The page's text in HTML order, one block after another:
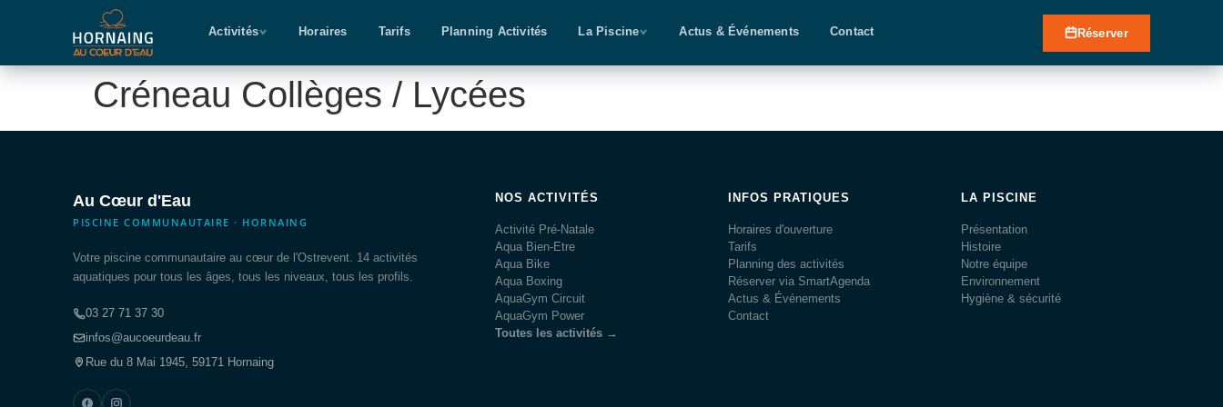
Activités Horaires Tarifs Planning Activités La Piscine Actus & Événements Contact Réserver
Créneau Collèges / Lycées
Au Cœur d'Eau
PISCINE COMMUNAUTAIRE · HORNAING
Votre piscine communautaire au cœur de l'Ostrevent. 14 activités
aquatiques pour tous les âges, tous les niveaux, tous les profils.
03 27 71 37 30
infos@aucoeurdeau.fr
Rue du 8 Mai 1945, 59171 Hornaing
NOS ACTIVITÉS
Activité Pré-Natale
Aqua Bien-Etre
Aqua Bike
Aqua Boxing
AquaGym Circuit
AquaGym Power
Toutes les activités →
INFOS PRATIQUES
Horaires d'ouverture
Tarifs
Planning des activités
Réserver via SmartAgenda
Actus & Événements
Contact
LA PISCINE
Présentation
Histoire
Notre équipe
Environnement
Hygiène & sécurité